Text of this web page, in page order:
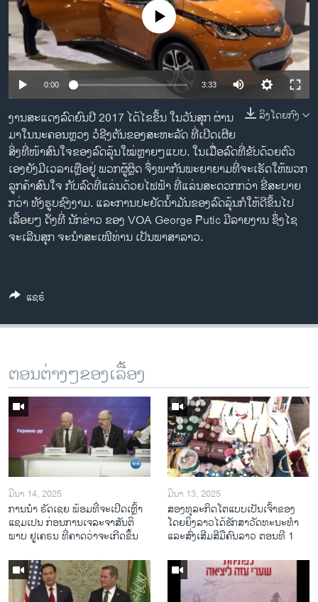
ຊຸມຊົນຊາວລາວ
ວິທະຍາສາດ-ເທັກໂນໂລຈີ
ທຸລະກິດ
ພາສາອັງກິດ
ວີດີໂອ
ສຽງ
ລາຍການກະຈາຍສຽງ
ລາຍງານ
ຕິດຕາມພວກເຮົາ ທີ່
ພາສາຕ່າງໆ
No media source currently available
0:00 3:33
ລິງໂດຍກົງ
ງານ​ສະ​ແດງ​ລົດ​ຍົນ​ປີ 2017 ​ໄດ້​ໄຂ​ຂຶ້ນ ​ໃນ​ວັນ​ສຸກ ຜ່ານ​
ມາໃນ​ນະຄອນຫຼວງ ​ວໍ​ຊີງ​ຕັນ​ຂອງ​ສະຫະລັດ ທີ່​ເປີດເຜີຍ
ສິ່ງ​ທີ່​ໜ້າ​ສົນ​ໃຈຂອງ​ລົດລຸ້ນໃໝ່ຫຼາຍໆແບບ.​ ໃນເມືຶ່ອລົດ​ທີ່​ຂັບດ້ວຍ​ຕົວ​
ເອງຍັງມີເວລາເຫຼືອຢູ່​ ພວກຜູ້ຜຼິດ ຈຶ່ງພາກັນ​ພະຍາຍາມ​ທີ່​ຈະເຮັດ​ໃຫ້ພວກ
ລູກຄ້າສົນໃຈ ກັບລົດທີ່ແລ່ນດ້ວຍໄຟຟ້າ ທີ່ແລ່ນສະດວກກວ່າ ຂີ່ສະບາຍ
ກວ່າ ທັງຮູບຊົງງາມ. ​ແລະການ​ປະຢັດ​ນ້ຳມັນຂອງລົດລຸ້ນກໍໃຫ້ດີຂຶ້ນໄປ
ເລື້ອຍໆ ດ່ັງທີ່ ນັກ​ຂ່າວ ຂອງ VOA George Putic ມີລາຍງານ ​ຊຶ່ງໄຊ
ຈະເລີນສຸກ ຈະນຳສະ​ເໜີ​ທ່ານ ເປັນພາສາລາວ.
ແຊຣ໌
ຕອນຕ່າງໆຂອງເລື້ອງ
ມີນາ 14, 2025
ການ​ນຳ ຣັດ​ເຊຍ ພ້ອມ​ທີ່​ຈະ​ເປີ​ດ​ເຫຼົ້າ​
ແຊມ​ເປນ ກ່ອນການ​ເຈ​ລະ​ຈາ​ສັນ​ຕິ​
ພາບ ຢູ​ເຄ​ຣນ ທີ່​ຄາດ​ວ່າ​ຈະ​ເກີດ​ຂຶ້ນ
ມີນາ 13, 2025
ສອງທຸລະກິດໂຕແບບເປັນເຈົ້າຂອງ
ໂດຍຍິງລາວໄດ້ຮັກສາວັດທະນະທຳ
ແລະສົ່ງເສີມສີມືຄົນລາວ ຕອນທີ 1